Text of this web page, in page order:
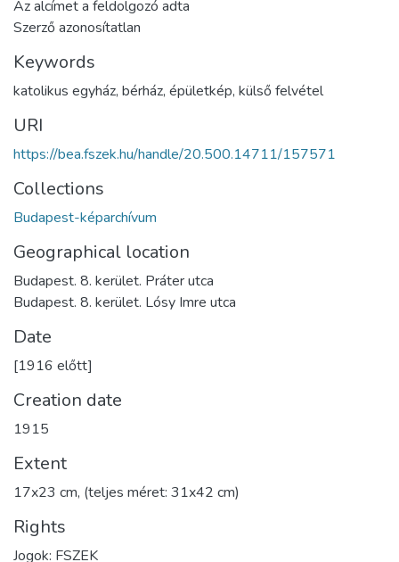
Az alcímet a feldolgozó adta
Szerző azonosítatlan
Keywords
katolikus egyház, bérház, épületkép, külső felvétel
URI
https://bea.fszek.hu/handle/20.500.14711/157571
Collections
Budapest-képarchívum
Geographical location
Budapest. 8. kerület. Práter utca
Budapest. 8. kerület. Lósy Imre utca
Date
[1916 előtt]
Creation date
1915
Extent
17x23 cm, (teljes méret: 31x42 cm)
Rights
Jogok: FSZEK